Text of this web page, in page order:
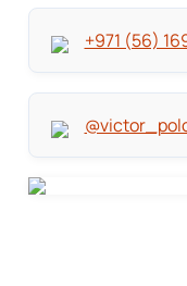
+971 (56)